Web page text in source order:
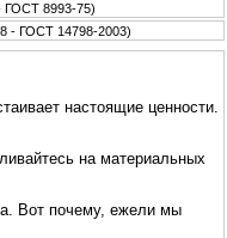
ГОСТ 8993-75)
- ГОСТ 14798-2003)
настоящие ценности.
на материальных
Вот почему, ежели мы